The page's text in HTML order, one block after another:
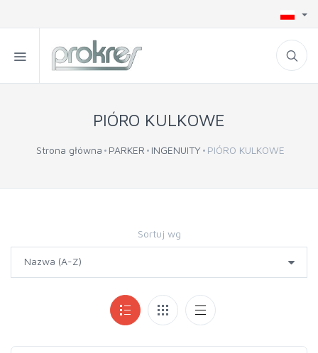
PIÓRO KULKOWE
Strona główna PARKER INGENUITY PIÓRO KULKOWE
Sortuj wg